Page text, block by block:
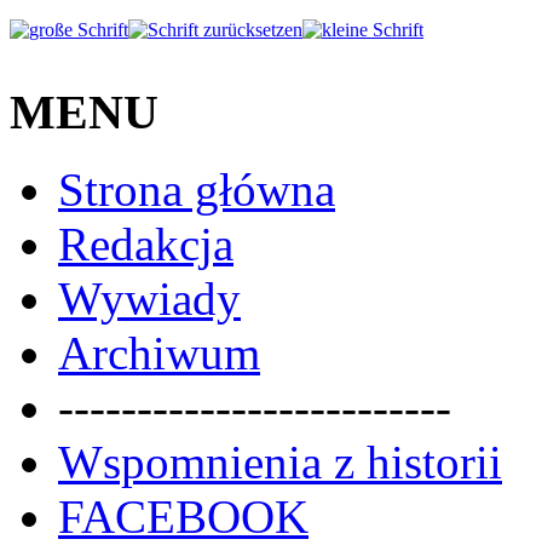
MENU
Strona główna
Redakcja
Wywiady
Archiwum
-------------------------
Wspomnienia z historii
FACEBOOK